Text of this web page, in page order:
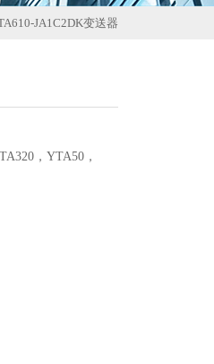
JA1C2DK变送器
，YTA50，